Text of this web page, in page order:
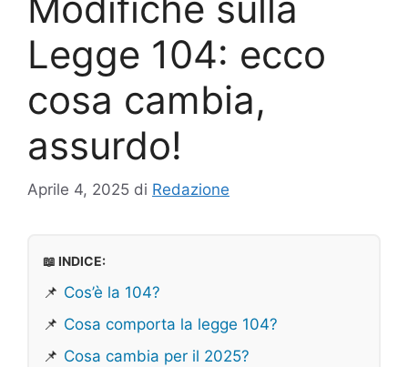
Legge 104: ecco
cosa cambia,
assurdo!
Aprile 4, 2025 di Redazione
📖 INDICE:
📌 Cos’è la 104?
📌 Cosa comporta la legge 104?
📌 Cosa cambia per il 2025?